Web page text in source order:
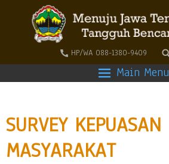
HP/WA 088-1380-9409
Main Menu
SURVEY KEPUASAN
MASYARAKAT